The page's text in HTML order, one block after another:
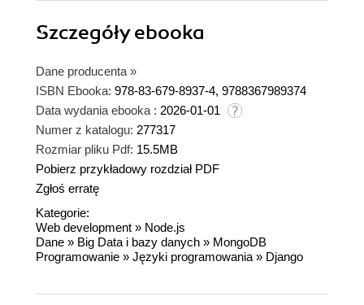
Szczegółyebooka
Dane producenta »
ISBN Ebooka: 978-83-679-8937-4, 9788367989374
Data wydania ebooka : 2026-01-01
Numer z katalogu: 277317
Rozmiar pliku Pdf: 15.5MB
Pobierz przykładowy rozdział PDF
Zgłoś erratę
Kategorie:
Web development » Node.js
Dane » Big Data i bazy danych » MongoDB
Programowanie » Języki programowania » Django